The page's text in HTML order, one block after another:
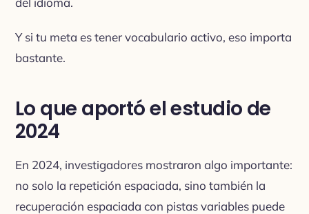
Y si tu meta es tener vocabulario activo, eso importa
bastante.
Lo que aportó el estudio de
2024
En 2024, investigadores mostraron algo importante:
no solo la repetición espaciada, sino también la
recuperación espaciada con pistas variables puede